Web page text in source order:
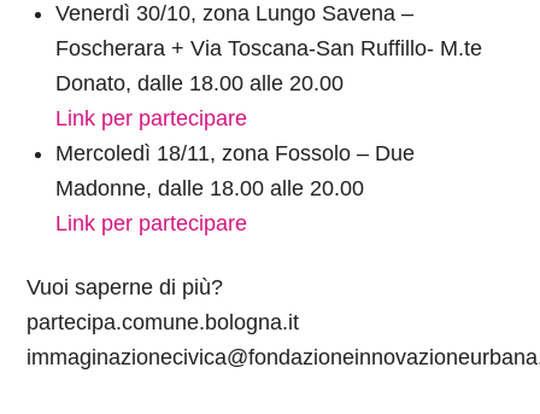
Venerdì 30/10, zona Lungo Savena –
Foscherara + Via Toscana-San Ruffillo- M.te
Donato, dalle 18.00 alle 20.00
Link per partecipare
Mercoledì 18/11, zona Fossolo – Due
Madonne, dalle 18.00 alle 20.00
Link per partecipare
Vuoi saperne di più?
partecipa.comune.bologna.it